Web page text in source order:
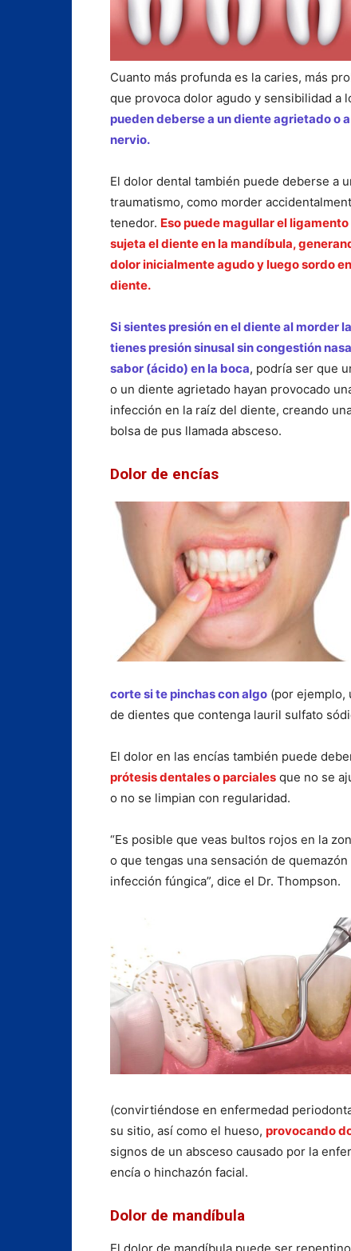
Cuanto más profunda es la caries, más
que provoca dolor agudo y sensibilidad a
pueden deberse a un diente agrietado o
nervio.
El dolor dental también puede deberse a
traumatismo, como morder
tenedor. Eso puede magullar el ligamento
sujeta el diente en la mandíbula,
dolor inicialmente agudo y luego sordo
diente.
Si sientes presión en el diente al morder
tienes presión sinusal sin congestión
sabor (ácido) en la boca, podría ser que
o un diente agrietado hayan provocado
infección en la raíz del diente, creando
bolsa de pus llamada absceso.
Dolor de encías
corte si te pinchas con algo (por ejemplo,
de dientes que contenga lauril sulfato
El dolor en las encías también puede
prótesis dentales o parciales que no se
o no se limpian con regularidad.
“Es posible que veas bultos rojos en la
o que tengas una sensación de
infección fúngica”, dice el Dr. Thompson.
(convirtiéndose en enfermedad
su sitio, así como el hueso, provocando
signos de un absceso causado por la
encía o hinchazón facial.
Dolor de mandíbula
El dolor de mandíbula puede ser